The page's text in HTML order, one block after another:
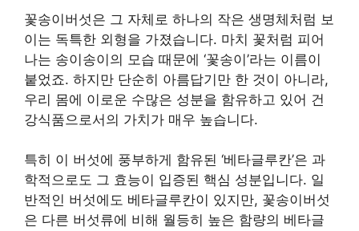
꽃송이버섯은 그 자체로 하나의 작은 생명체처럼 보
이는 독특한 외형을 가졌습니다. 마치 꽃처럼 피어
나는 송이송이의 모습 때문에 ‘꽃송이’라는 이름이
붙었죠. 하지만 단순히 아름답기만 한 것이 아니라,
우리 몸에 이로운 수많은 성분을 함유하고 있어 건
강식품으로서의 가치가 매우 높습니다.
특히 이 버섯에 풍부하게 함유된 ‘베타글루칸’은 과
학적으로도 그 효능이 입증된 핵심 성분입니다. 일
반적인 버섯에도 베타글루칸이 있지만, 꽃송이버섯
은 다른 버섯류에 비해 월등히 높은 함량의 베타글